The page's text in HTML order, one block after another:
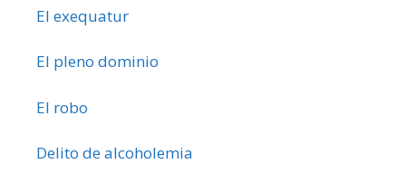
El exequatur
El pleno dominio
El robo
Delito de alcoholemia